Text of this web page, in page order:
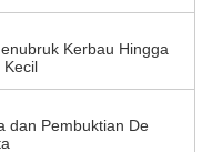
Kerbau Hingga
Kecil
dan Pembuktian De